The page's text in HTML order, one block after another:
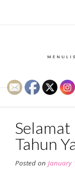
Tahun
Posted on January